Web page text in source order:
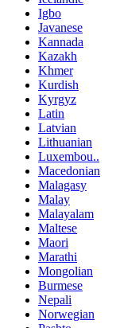
Igbo
Javanese
Kannada
Kazakh
Khmer
Kurdish
Kyrgyz
Latin
Latvian
Lithuanian
Luxembou..
Macedonian
Malagasy
Malay
Malayalam
Maltese
Maori
Marathi
Mongolian
Burmese
Nepali
Norwegian